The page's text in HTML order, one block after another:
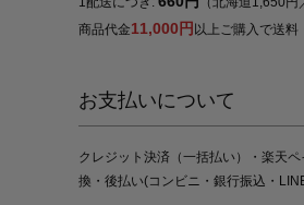
商品代金11,000円 以上ご購入で送
お支払いについて
クレジット決済（一括払い）・楽天
換・後払い(コンビニ・銀行振込・